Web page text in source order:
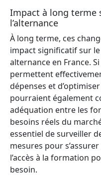
Impact à long terme
l’alternance
À long terme, ces
impact significatif sur
alternance en France.
permettent
dépenses et
pourraient également
adéquation entre les
besoins réels du
essentiel de surveiller
mesures pour s’assurer
l’accès à la formation
besoin.